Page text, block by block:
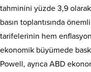
tahminini yüzde 3,9
basın toplantısında
tarifelerinin hem
ekonomik büyümede
Powell, ayrıca ABD